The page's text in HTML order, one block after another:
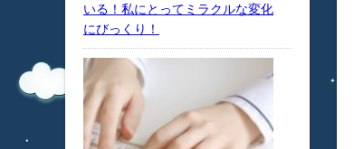
いる！私にとってミラクルな変化
にびっくり！